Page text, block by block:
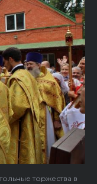
торжества в